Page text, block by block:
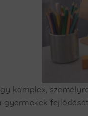
komplex,